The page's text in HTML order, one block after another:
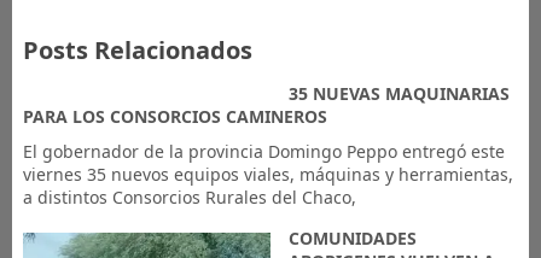
Posts Relacionados
35 NUEVAS MAQUINARIAS
PARA LOS CONSORCIOS CAMINEROS
El gobernador de la provincia Domingo Peppo entregó este
viernes 35 nuevos equipos viales, máquinas y herramientas,
a distintos Consorcios Rurales del Chaco,
COMUNIDADES